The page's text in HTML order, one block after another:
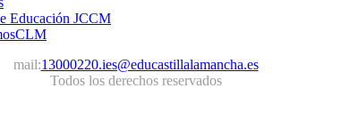
Educación JCCM
mail:13000220.ies@educastillalamancha.es
Todos los derechos reservados